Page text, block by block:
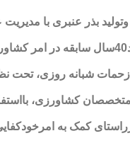
بذر عنبری با مدیریت
زحمات شبانه روزی، تحت
کشاورزی،
کمک به